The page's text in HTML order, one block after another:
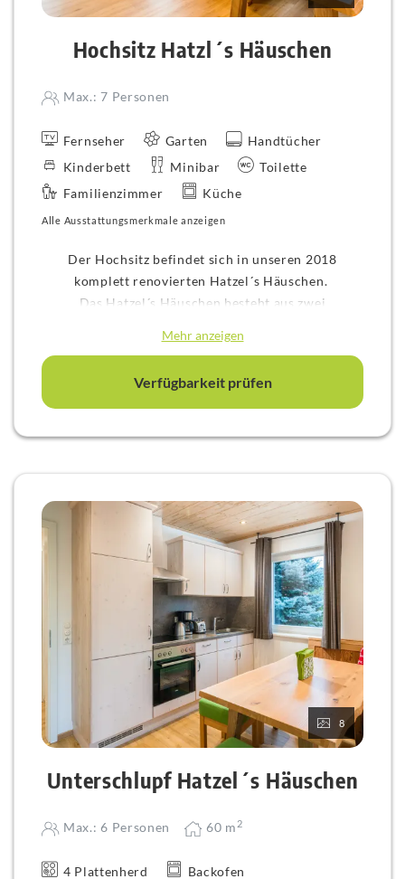
Hochsitz Hatzl´s Häuschen
Max.: 7 Personen
Fernseher Garten
Handtücher
Kinderbett
Minibar
Toilette
Familienzimmer
Küche
Alle Ausstattungsmerkmale anzeigen
Der Hochsitz befindet sich in unseren 2018
komplett renovierten Hatzel´s Häuschen.
Das Hatzel´s Häuschen besteht aus zwei
und Hochsitz, die durch zwei Wohnungstüren
Hauseingang teilen.
Im Hochsitz lässt sich die Betteneinteilung so
erklären:
- ein Hochbett, dass mit einer Bettengröße von
140x200 und 90x200 für 3 Personen Platz findet
und
- einer Auszieh-Couch, welche auch für 2 Personen
geeignet ist.
Mehr anzeigen
Verfügbarkeit prüfen
8
Unterschlupf Hatzel´s Häuschen
Max.: 6 Personen 60 m2
4 Plattenherd Backofen